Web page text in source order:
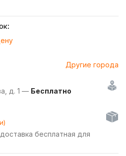
Другие города
д. 1 — Бесплатно
бесплатная для